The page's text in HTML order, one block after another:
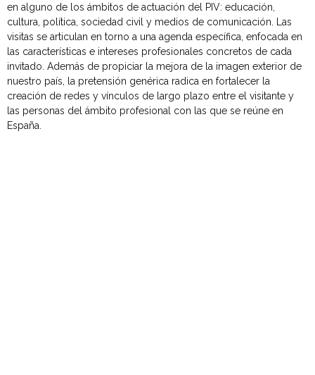
en alguno de los ámbitos de actuación del PIV: educación,
cultura, política, sociedad civil y medios de comunicación. Las
visitas se articulan en torno a una agenda específica, enfocada en
las características e intereses profesionales concretos de cada
invitado. Además de propiciar la mejora de la imagen exterior de
nuestro país, la pretensión genérica radica en fortalecer la
creación de redes y vínculos de largo plazo entre el visitante y
las personas del ámbito profesional con las que se reúne en
España.